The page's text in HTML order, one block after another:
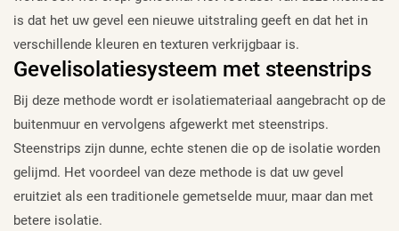
is dat het uw gevel een nieuwe uitstraling geeft en dat het in
verschillende kleuren en texturen verkrijgbaar is.
Gevelisolatiesysteem met steenstrips
Bij deze methode wordt er isolatiemateriaal aangebracht op de
buitenmuur en vervolgens afgewerkt met steenstrips.
Steenstrips zijn dunne, echte stenen die op de isolatie worden
gelijmd. Het voordeel van deze methode is dat uw gevel
eruitziet als een traditionele gemetselde muur, maar dan met
betere isolatie.